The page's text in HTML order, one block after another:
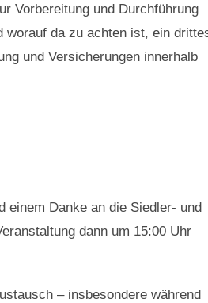
Vorbereitung und Durchführung
da zu achten ist, ein
und Versicherungen innerhalb
einem Danke an die Siedler- und
dann um 15:00 Uhr
– insbesondere während